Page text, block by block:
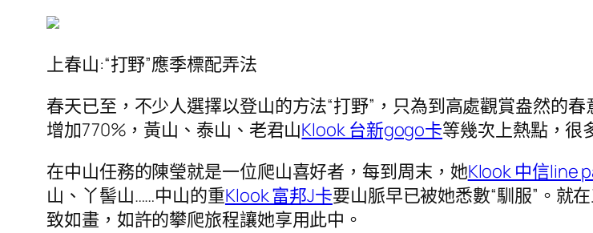
上春山:“打野”應季標配弄法
春天已至，不少人選擇以登山的方法“打野”，只為到高處觀賞盎然的
增加770%，黃山、泰山、老君山Klook 台新gogo卡等幾次上熱點，很
在中山任務的陳瑩就是一位爬山喜好者，每到周末，她Klook 中信line
山、丫髻山……中山的重Klook 富邦J卡要山脈早已被她悉數“馴服”。就
致如畫，如許的攀爬旅程讓她享用此中。